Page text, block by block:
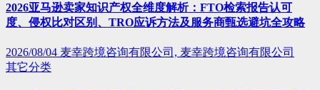
2026亚马逊卖家知识产权全维度解析：FTO检索报告认可
度、侵权比对区别、TRO应诉方法及服务商甄选避坑全攻略
2026/08/04 麦幸跨境咨询有限公司, 麦幸跨境咨询有限公司
其它分类